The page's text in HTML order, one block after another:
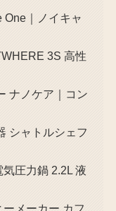
One｜ノイキャ
3S 高性
ナノケア｜コン
シャトルシェフ
気圧力鍋 2.2L 液
ーメーカー カフ